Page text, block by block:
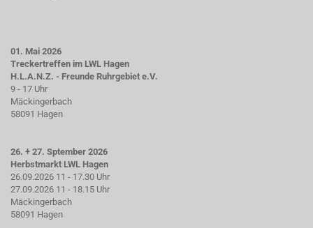
01. Mai 2026
Treckertreffen im LWL Hagen
H.L.A.N.Z. - Freunde Ruhrgebiet e.V.
9 - 17 Uhr
Mäckingerbach
58091 Hagen
26. + 27. Sptember 2026
Herbstmarkt LWL Hagen
26.09.2026 11 - 17.30 Uhr
27.09.2026 11 - 18.15 Uhr
Mäckingerbach
58091 Hagen